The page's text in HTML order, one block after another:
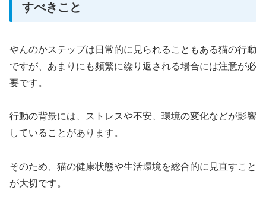
すべきこと
やんのかステップは日常的に見られることもある猫の行動
ですが、あまりにも頻繁に繰り返される場合には注意が必
要です。
行動の背景には、ストレスや不安、環境の変化などが影響
していることがあります。
そのため、猫の健康状態や生活環境を総合的に見直すこと
が大切です。